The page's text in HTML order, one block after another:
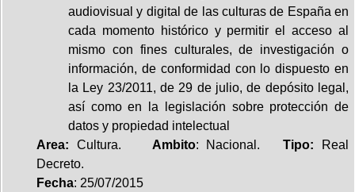
audiovisual y digital de las culturas de España en
cada momento histórico y permitir el acceso al
mismo con fines culturales, de investigación o
información, de conformidad con lo dispuesto en
la Ley 23/2011, de 29 de julio, de depósito legal,
así como en la legislación sobre protección de
datos y propiedad intelectual
Area: Cultura. Ambito: Nacional.Tipo:
Real
Decreto.
Fecha: 25/07/2015